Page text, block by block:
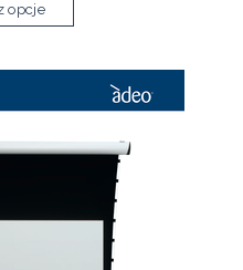
opcje